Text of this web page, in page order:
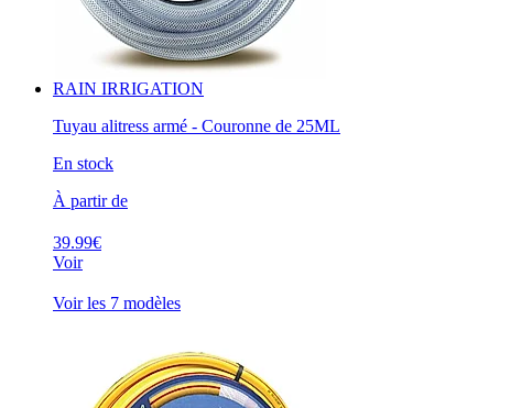
RAIN IRRIGATION
Tuyau alitress armé - Couronne de 25ML
En stock
À partir de
39.99€
Voir
Voir les 7 modèles